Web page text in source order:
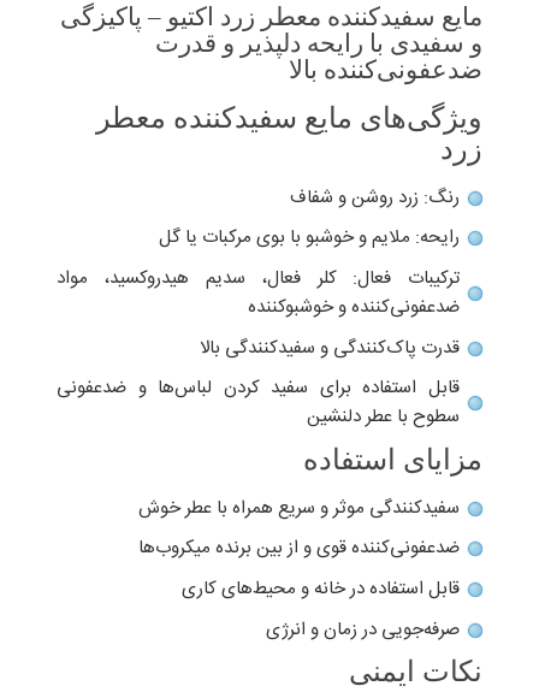
مایع سفیدکننده معطر زرد اکتیو – پاکیزگی
و سفیدی با رایحه دلپذیر و قدرت
ضدعفونی‌کننده بالا
ویژگی‌های مایع سفیدکننده معطر
زرد
رنگ: زرد روشن و شفاف
رایحه: ملایم و خوشبو با بوی مرکبات یا گل
ترکیبات فعال: کلر فعال، سدیم هیدروکسید، مواد
ضدعفونی‌کننده و خوشبوکننده
قدرت پاک‌کنندگی و سفیدکنندگی بالا
قابل استفاده برای سفید کردن لباس‌ها و ضدعفونی
سطوح با عطر دلنشین
مزایای استفاده
سفیدکنندگی موثر و سریع همراه با عطر خوش
ضدعفونی‌کننده قوی و از بین برنده میکروب‌ها
قابل استفاده در خانه و محیط‌های کاری
صرفه‌جویی در زمان و انرژی
نکات ایمنی